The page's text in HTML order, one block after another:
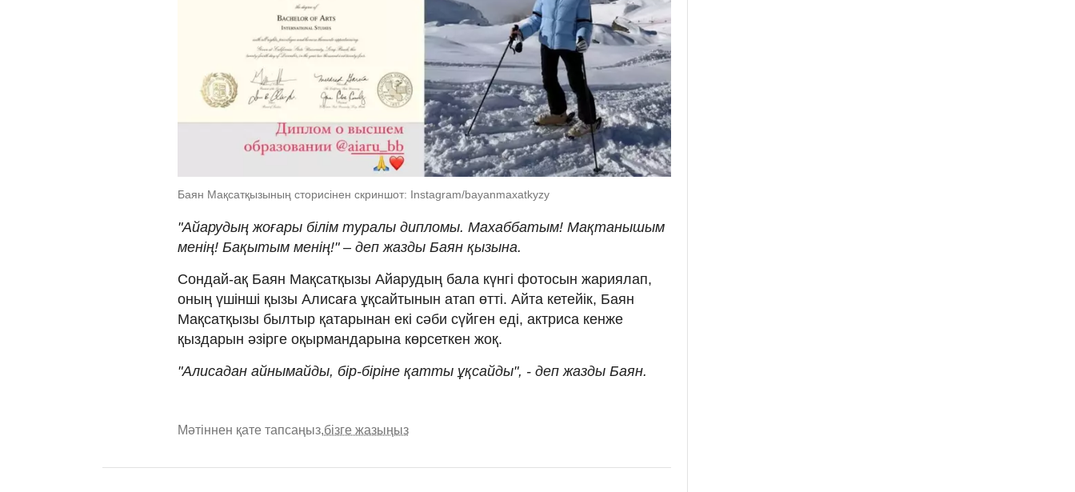
Баян Мақсатқызының сторисінен скриншот: Instagram/bayanmaxatkyzy
"Айарудың жоғары білім туралы дипломы. Махаббатым! Мақтанышым
менің! Бақытым менің!" – деп жазды Баян қызына.
Сондай-ақ Баян Мақсатқызы Айарудың бала күнгі фотосын жариялап,
оның үшінші қызы Алисаға ұқсайтынын атап өтті. Айта кетейік, Баян
Мақсатқызы былтыр қатарынан екі сәби сүйген еді, актриса кенже
қыздарын әзірге оқырмандарына көрсеткен жоқ.
"Алисадан айнымайды, бір-біріне қатты ұқсайды", - деп жазды Баян.
Мәтіннен қате тапсаңыз,бізге жазыңыз